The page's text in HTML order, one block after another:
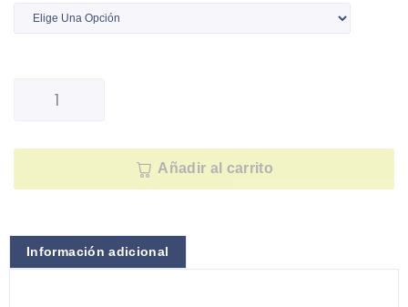
Añadir al carrito
Información adicional